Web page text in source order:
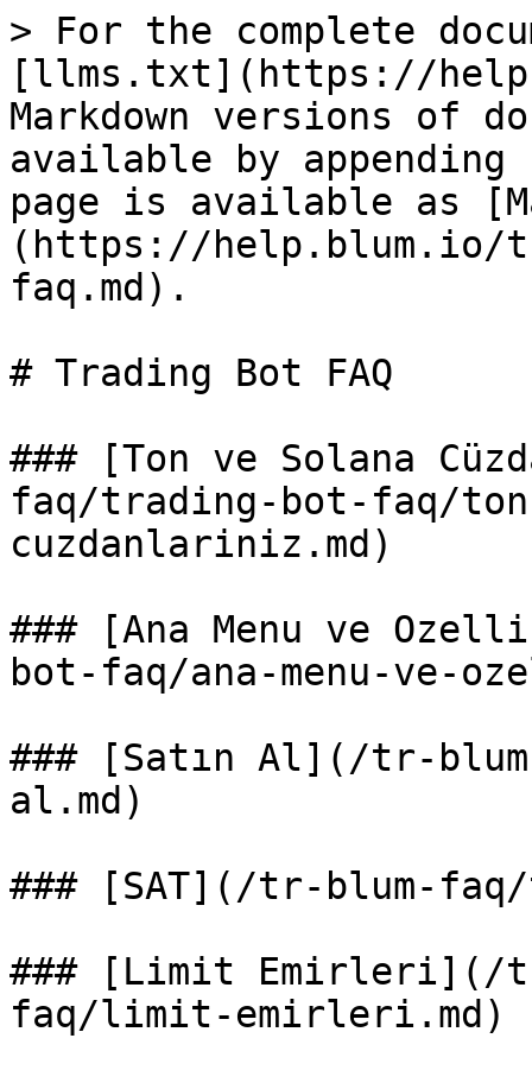
> For the complete
[llms.txt](https://
Markdown versions of
available by
page is available as
(https://help.blum.io/
faq.md).
# Trading Bot FAQ
### [Ton ve Solana
faq/trading-bot-faq/
cuzdanlariniz.md)
### [Ana Menu ve
bot-faq/ana-menu-ve-
### [Satın Al](/tr-
al.md)
### [SAT](/tr-blum-
### [Limit Emirleri](/
faq/limit-emirleri.md)